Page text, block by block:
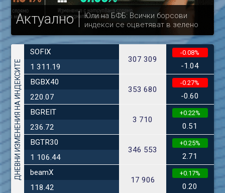
Актуално
Юли на БФБ: Всички борсови
индекси се оцветяват в зелено
ДНЕВНИ ИЗМЕНЕНИЯ НА ИНДЕКСИТЕ
SOFIX
1 311.19
307 309
-0.08%
-1.04
BGBX40
220.07
353 680
-0.27%
-0.60
BGREIT
236.72
3 710
+0.22%
0.51
BGTR30
1 106.44
346 553
+0.25%
2.71
beamX
118.42
17 906
+0.17%
0.20